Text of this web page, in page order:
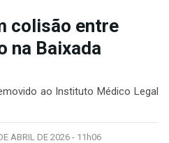
colisão entre
na Baixada
ao Instituto Médico Legal
ABRIL DE 2026 - 11h06